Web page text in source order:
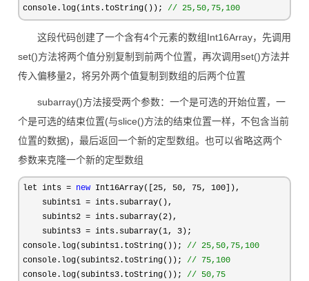
console.log(ints.toString()); // 25,50,75,100
这段代码创建了一个含有4个元素的数组Int16Array，先调用
set()方法将两个值分别复制到前两个位置，再次调用set()方法并
传入偏移量2，将另外两个值复制到数组的后两个位置
subarray()方法接受两个参数：一个是可选的开始位置，一
个是可选的结束位置(与slice()方法的结束位置一样，不包含当前
位置的数据)，最后返回一个新的定型数组。也可以省略这两个
参数来克隆一个新的定型数组
let ints = new Int16Array([25, 50, 75, 100 ]),
    subints1
= ints.subarray(),
    subints2
= ints.subarray(2 ),
    subints3
= ints.subarray(1, 3 );
console.log(subints1.toString()); // 25,50,75,100
console.log(subints2.toString()); // 75,100
console.log(subints3.toString()); // 50,75